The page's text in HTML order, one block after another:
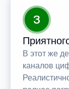
3
В этот же
каналов